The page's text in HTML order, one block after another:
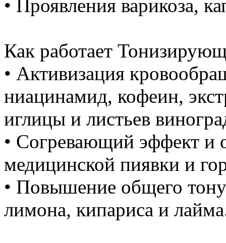
• Проявления варикоза,
Как работает
• Активизация
ниацинамид, кофеин,
иглицы и листьев
• Согревающий эффект и
медицинской пиявки и
• Повышение общего
лимона, кипариса и